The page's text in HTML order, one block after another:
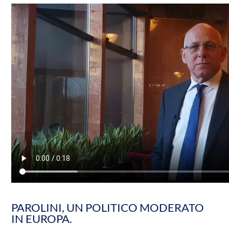
PAROLINI, UN POLITICO MODERATO
IN EUROPA.